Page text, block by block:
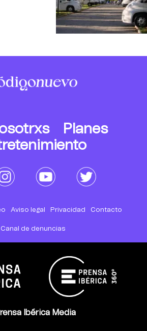
Planes
Aviso legal Privacidad Contacto
Canal de denuncias
Ibérica Media